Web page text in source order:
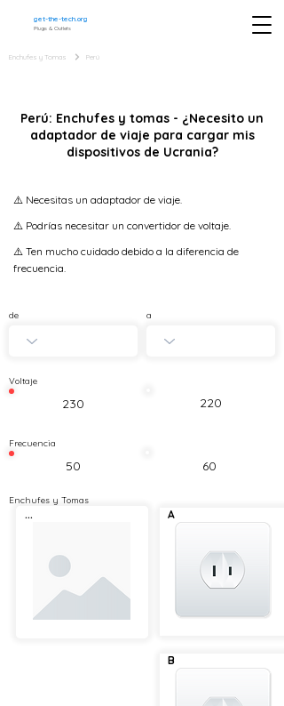
get-the-tech.org
Plugs & Outlets
Enchufes y Tomas Perú
Perú: Enchufes y tomas - ¿Necesito un
adaptador de viaje para cargar mis
dispositivos de Ucrania?
⚠️ Necesitas un adaptador de viaje.
⚠️ Podrías necesitar un convertidor de voltaje.
⚠️ Ten mucho cuidado debido a la diferencia de
frecuencia.
de a
Voltaje
230 220
Frecuencia
50 60
Enchufes y Tomas
... A
B